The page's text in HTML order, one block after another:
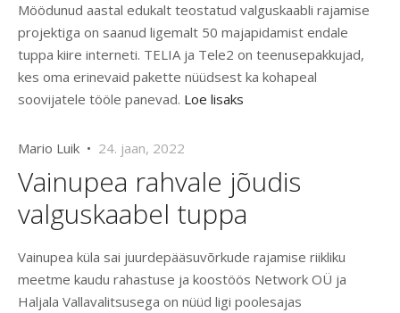
Möödunud aastal edukalt teostatud valguskaabli rajamise
projektiga on saanud ligemalt 50 majapidamist endale
tuppa kiire interneti. TELIA ja Tele2 on teenusepakkujad,
kes oma erinevaid pakette nüüdsest ka kohapeal
soovijatele tööle panevad. Loe lisaks
Mario Luik • 24. jaan, 2022
Vainupea rahvale jõudis
valguskaabel tuppa
Vainupea küla sai juurdepääsuvõrkude rajamise riikliku
meetme kaudu rahastuse ja koostöös Network OÜ ja
Haljala Vallavalitsusega on nüüd ligi poolesajas